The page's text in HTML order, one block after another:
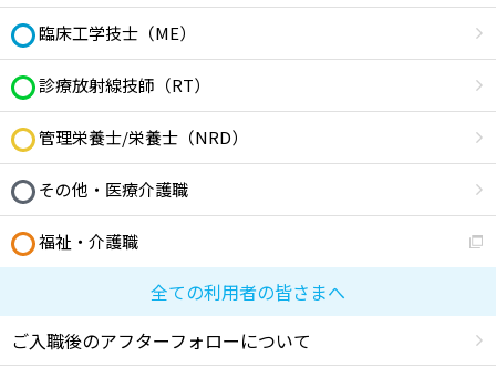
臨床工学技士（ME）
診療放射線技師（RT）
管理栄養士/栄養士（NRD）
その他・医療介護職
福祉・介護職
全ての利用者の皆さまへ
ご入職後のアフターフォローについて